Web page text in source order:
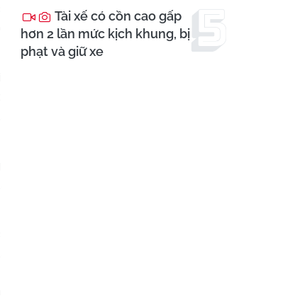
Tài xế có cồn cao gấp
hơn 2 lần mức kịch khung, bị
phạt và giữ xe